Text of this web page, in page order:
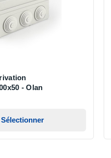
- Olan
Sélectionner